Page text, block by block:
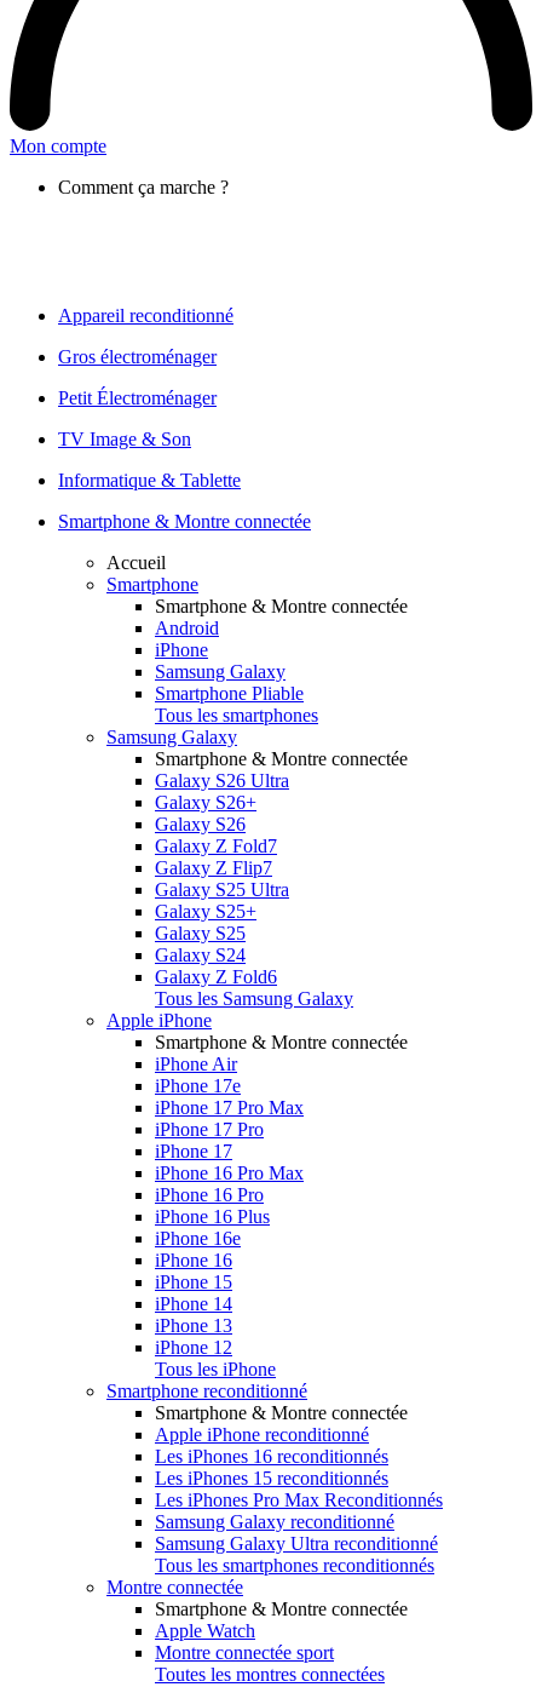
Mon compte
Comment ça marche ?
Appareil reconditionné
Gros électroménager
Petit Électroménager
TV Image & Son
Informatique & Tablette
Smartphone & Montre connectée
Accueil
Smartphone
Smartphone & Montre connectée
Android
iPhone
Samsung Galaxy
Smartphone Pliable
Tous les smartphones
Samsung Galaxy
Smartphone & Montre connectée
Galaxy S26 Ultra
Galaxy S26+
Galaxy S26
Galaxy Z Fold7
Galaxy Z Flip7
Galaxy S25 Ultra
Galaxy S25+
Galaxy S25
Galaxy S24
Galaxy Z Fold6
Tous les Samsung Galaxy
Apple iPhone
Smartphone & Montre connectée
iPhone Air
iPhone 17e
iPhone 17 Pro Max
iPhone 17 Pro
iPhone 17
iPhone 16 Pro Max
iPhone 16 Pro
iPhone 16 Plus
iPhone 16e
iPhone 16
iPhone 15
iPhone 14
iPhone 13
iPhone 12
Tous les iPhone
Smartphone reconditionné
Smartphone & Montre connectée
Apple iPhone reconditionné
Les iPhones 16 reconditionnés
Les iPhones 15 reconditionnés
Les iPhones Pro Max Reconditionnés
Samsung Galaxy reconditionné
Samsung Galaxy Ultra reconditionné
Tous les smartphones reconditionnés
Montre connectée
Smartphone & Montre connectée
Apple Watch
Montre connectée sport
Toutes les montres connectées